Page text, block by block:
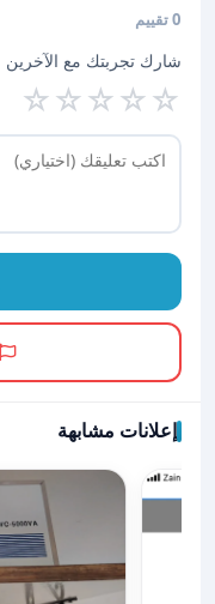
0 تقييم
شارك تجربتك مع الآخرين
☆
☆
☆
☆
☆
إعلانات مشابهة